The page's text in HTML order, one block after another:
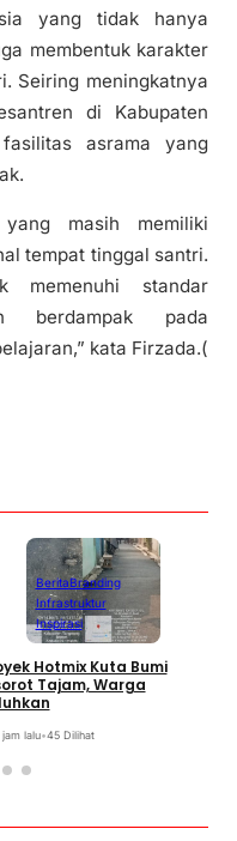
yang tidak hanya
membentuk karakter
Seiring meningkatnya
di Kabupaten
asrama yang
masih memiliki
tempat tinggal santri.
memenuhi standar
berdampak pada
kata Firzada.(
BeritaBranding
Infrastruktur
Inspirasi
Hotmix Kuta Bumi
Tajam, Warga
jam lalu•45 Dilihat